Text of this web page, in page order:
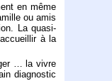
en même
ou amis
La quasi-
à la
… la vivre
diagnostic